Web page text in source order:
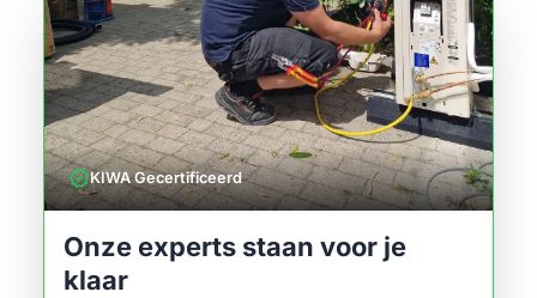
verifiedKIWA Gecertificeerd
Onze experts staan voor je
klaar